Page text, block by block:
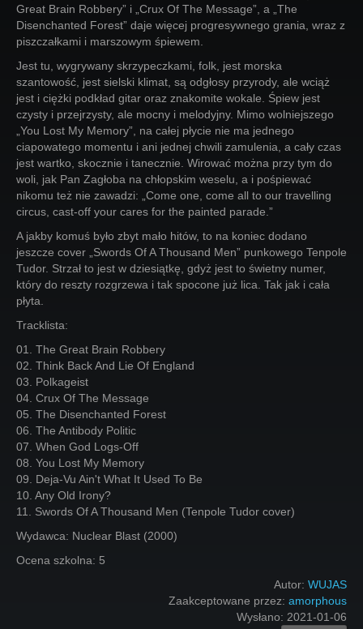
Great Brain Robbery” i „Crux Of The Message”, a „The
Disenchanted Forest” daje więcej progresywnego grania, wraz z
piszczałkami i marszowym śpiewem.
Jest tu, wygrywany skrzypeczkami, folk, jest morska
szantowość, jest sielski klimat, są odgłosy przyrody, ale wciąż
jest i ciężki podkład gitar oraz znakomite wokale. Śpiew jest
czysty i przejrzysty, ale mocny i melodyjny. Mimo wolniejszego
„You Lost My Memory”, na całej płycie nie ma jednego
ciapowatego momentu i ani jednej chwili zamulenia, a cały czas
jest wartko, skocznie i tanecznie. Wirować można przy tym do
woli, jak Pan Zagłoba na chłopskim weselu, a i pośpiewać
nikomu też nie zawadzi: „Come one, come all to our travelling
circus, cast-off your cares for the painted parade.”
A jakby komuś było zbyt mało hitów, to na koniec dodano
jeszcze cover „Swords Of A Thousand Men” punkowego Tenpole
Tudor. Strzał to jest w dziesiątkę, gdyż jest to świetny numer,
który do reszty rozgrzewa i tak spocone już lica. Tak jak i cała
płyta.
Tracklista:
01. The Great Brain Robbery
02. Think Back And Lie Of England
03. Polkageist
04. Crux Of The Message
05. The Disenchanted Forest
06. The Antibody Politic
07. When God Logs-Off
08. You Lost My Memory
09. Deja-Vu Ain't What It Used To Be
10. Any Old Irony?
11. Swords Of A Thousand Men (Tenpole Tudor cover)
Wydawca: Nuclear Blast (2000)
Ocena szkolna: 5
Autor: WUJAS
Zaakceptowane przez: amorphous
Wysłano: 2021-01-06